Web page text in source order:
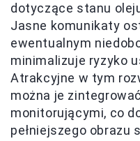
dotyczące stanu
Jasne komunikaty
ewentualnym
minimalizuje ryzyko
Atrakcyjne w tym
można je
monitorującymi, co
pełniejszego obrazu